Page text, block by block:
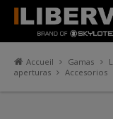
Accueil Gamas
aperturas
Accesorios